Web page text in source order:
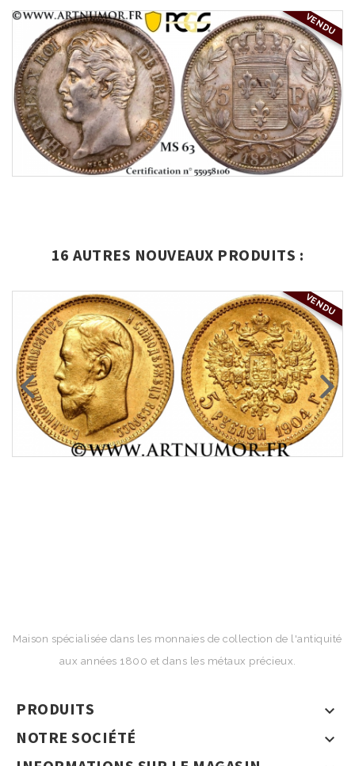
VENDU
16 AUTRES NOUVEAUX PRODUITS :
VENDU
Maison spécialisée dans les monnaies de collection de l'antiquité
aux années 1800 et dans les métaux précieux.
PRODUITS 
NOTRE SOCIÉTÉ 